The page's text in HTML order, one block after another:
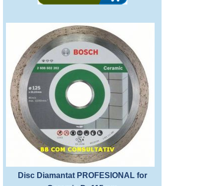
Disc Diamantat PROFESIONAL for